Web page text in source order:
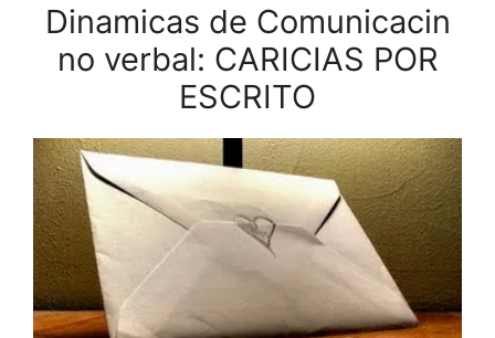
Dinamicas de Comunicacin
no verbal: CARICIAS POR
ESCRITO